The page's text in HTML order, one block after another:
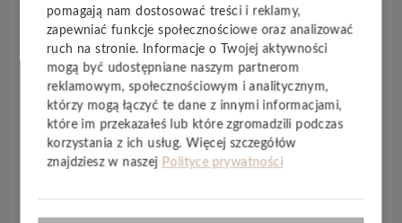
Podłoga winylowa Joka IXPEnie pozostawia nic do
życzenia, jeśli chodzi o ekskluzywność i jakość
wykonania. Powierzchnia o realistycznej strukturze
drewna nadaje pomieszczeniom bardzo estetyczny
wygląd. Kolekcja
IXPE charakteryzuje się dobrą
przyjaznością dla środowiska: nie zawiera
plastyfikatorów. Niewrażliwość na brud i wysoka
każdego pomieszczenia mieszkalnego. Panele są
pomagają nam dostosować treści i reklamy,
zapewniać funkcje społecznościowe oraz analizować
ruch na stronie. Informacje o Twojej aktywności
mogą być udostępniane naszym partnerom
reklamowym, społecznościowym i analitycznym,
którzy mogą łączyć te dane z innymi informacjami,
które im przekazałeś lub które zgromadzili podczas
korzystania z ich usług. Więcej szczegółów
znajdziesz w naszej Polityce prywatności